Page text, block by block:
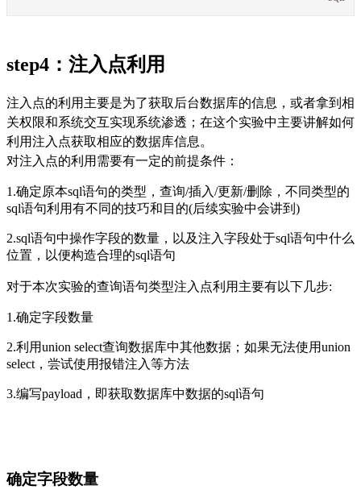
step4：注入点利用
注入点的利用主要是为了获取后台数据库的信息，或者拿到相
关权限和系统交互实现系统渗透；在这个实验中主要讲解如何
利用注入点获取相应的数据库信息。
对注入点的利用需要有一定的前提条件：
1.确定原本sql语句的类型，查询/插入/更新/删除，不同类型的
sql语句利用有不同的技巧和目的(后续实验中会讲到)
2.sql语句中操作字段的数量，以及注入字段处于sql语句中什么
位置，以便构造合理的sql语句
对于本次实验的查询语句类型注入点利用主要有以下几步:
1.确定字段数量
2.利用union select查询数据库中其他数据；如果无法使用union
select，尝试使用报错注入等方法
3.编写payload，即获取数据库中数据的sql语句
确定字段数量